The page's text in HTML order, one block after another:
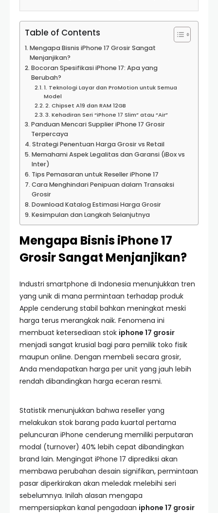
Table of Contents
Mengapa Bisnis iPhone 17 Grosir Sangat
Menjanjikan?
Bocoran Spesifikasi iPhone 17: Apa yang
Berubah?
1. Teknologi Layar dan ProMotion untuk Semua
Model
2. Chipset A19 dan RAM 12GB
3. Kehadiran Seri “iPhone 17 Slim” atau “Air”
Panduan Mencari Supplier iPhone 17 Grosir
Terpercaya
Strategi Penentuan Harga Grosir vs Retail
Memahami Aspek Legalitas dan Garansi (iBox vs
Inter)
Tips Pemasaran untuk Reseller iPhone 17
Cara Menghindari Penipuan dalam Transaksi
Grosir
Download Katalog Estimasi Harga Grosir
Kesimpulan dan Langkah Selanjutnya
Mengapa Bisnis iPhone 17
Grosir Sangat Menjanjikan?
Industri smartphone di Indonesia menunjukkan tren
yang unik di mana permintaan terhadap produk
Apple cenderung stabil bahkan meningkat meski
harga terus merangkak naik. Fenomena ini
membuat ketersediaan stok iphone 17 grosir
menjadi sangat krusial bagi para pemilik toko fisik
maupun online. Dengan membeli secara grosir,
Anda mendapatkan harga per unit yang jauh lebih
rendah dibandingkan harga eceran resmi.
Statistik menunjukkan bahwa reseller yang
melakukan stok barang pada kuartal pertama
peluncuran iPhone cenderung memiliki perputaran
modal (turnover) 40% lebih cepat dibandingkan
brand lain. Mengingat iPhone 17 diprediksi akan
membawa perubahan desain signifikan, permintaan
pasar diperkirakan akan meledak melebihi seri
sebelumnya. Inilah alasan mengapa
mempersiapkan kanal pengadaan iphone 17 grosir